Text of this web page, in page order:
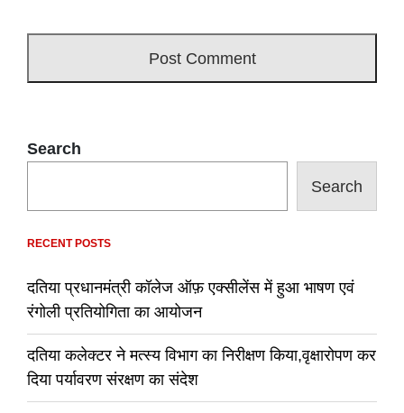
Search
Search
RECENT POSTS
दतिया प्रधानमंत्री कॉलेज ऑफ़ एक्सीलेंस में हुआ भाषण एवं
रंगोली प्रतियोगिता का आयोजन
दतिया कलेक्टर ने मत्स्य विभाग का निरीक्षण किया,वृक्षारोपण कर
दिया पर्यावरण संरक्षण का संदेश